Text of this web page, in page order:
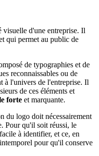
visuelle d'une entreprise. Il
qui permet au public de
de typographies et de
reconnaissables ou de
à l'univers de l'entreprise. Il
de ces éléments et
forte et marquante.
du logo doit nécessairement
Pour qu'il soit réussi, le
à identifier, et ce, en
pour qu'il conserve